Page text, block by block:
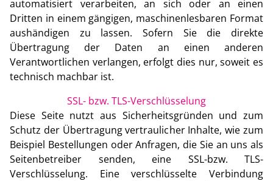
automatisiert verarbeiten, an sich oder an einen
Dritten in einem gängigen, maschinenlesbaren Format
aushändigen zu lassen. Sofern Sie die direkte
Übertragung der Daten an einen anderen
Verantwortlichen verlangen, erfolgt dies nur, soweit es
technisch machbar ist.
SSL- bzw. TLS-Verschlüsselung
Diese Seite nutzt aus Sicherheitsgründen und zum
Schutz der Übertragung vertraulicher Inhalte, wie zum
Beispiel Bestellungen oder Anfragen, die Sie an uns als
Seitenbetreiber senden, eine SSL-bzw. TLS-
Verschlüsselung. Eine verschlüsselte Verbindung